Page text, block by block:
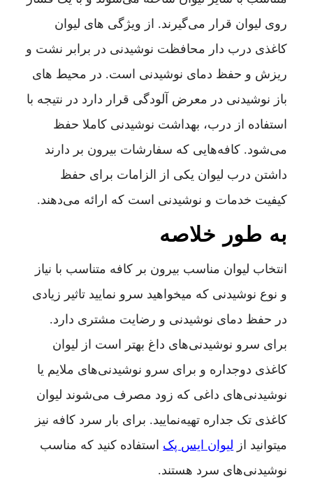
روی لیوان قرار می‌گیرند. از ویژگی های لیوان
کاغذی درب دار محافظت نوشیدنی در برابر نشت و
ریزش و حفظ دمای نوشیدنی است. در محیط‌ های
باز نوشیدنی در معرض آلودگی قرار دارد در نتیجه با
استفاده از درب، بهداشت نوشیدنی کاملا حفظ
می‌شود. کافه‌هایی که سفارشات بیرون بر دارند
داشتن درب لیوان یکی از الزامات برای حفظ
کیفیت خدمات و نوشیدنی است که ارائه می‌دهند.
به طور خلاصه
انتخاب لیوان مناسب بیرون بر کافه متناسب با نیاز
و نوع نوشیدنی که میخواهید سرو نمایید تاثیر زیادی
در حفظ دمای نوشیدنی و رضایت مشتری دارد.
برای سرو نوشیدنی‌های داغ بهتر است از لیوان
کاغذی دوجداره و برای سرو نوشیدنی‌های ملایم یا
نوشیدنی‌های داغی که زود مصرف می‌شوند لیوان
کاغذی تک جداره تهیه‌نمایید. برای بار سرد کافه نیز
میتوانید از لیوان ایس پک استفاده کنید که مناسب
نوشیدنی‌های سرد هستند.